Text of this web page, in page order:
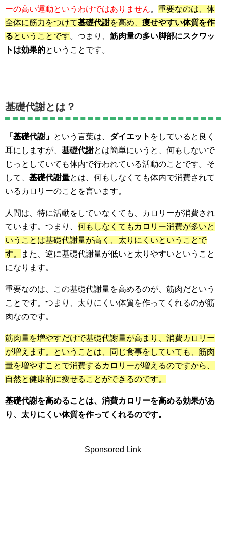
ーの高い運動というわけではありません。 重要なのは、体
全体に筋力をつけて基礎代謝を高め、 痩せやすい体質を作
るということです。つまり、 筋肉量の多い脚部にスクワッ
トは効果的ということです。
基礎代謝とは？
「基礎代謝」 という言葉は、 ダイエット をしていると良く
耳にしますが、 基礎代謝とは簡単にいうと、何もしないで
じっとしていても体内で行われている活動のことです。そ
して、 基礎代謝量とは、何もしなくても体内で消費されて
いるカロリーのことを言います。
人間は、特に活動をしていなくても、カロリーが消費され
ています。つまり、 何もしなくてもカロリー消費が多いと
いうことは基礎代謝量が高く、太りにくいということで
す。
また、逆に基礎代謝量が低いと太りやすいということ
になります。
重要なのは、この基礎代謝量を高めるのが、筋肉だという
ことです。つまり、太りにくい体質を作ってくれるのが筋
肉なのです。
筋肉量を増やすだけで基礎代謝量が高まり、消費カロリー
が増えます。ということは、同じ食事をしていても、筋肉
量を増やすことで消費するカロリーが増えるのですから、
自然と健康的に痩せることができるのです。
基礎代謝を高めることは、消費カロリーを高める効果があ
り、太りにくい体質を作ってくれるのです。
Sponsored Link